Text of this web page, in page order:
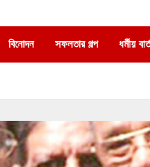
বিনোদন সফলতার গল্প ধর্মীয়